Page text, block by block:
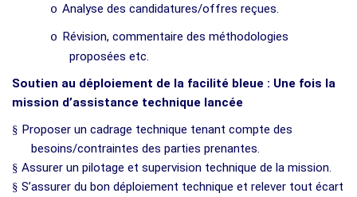
o Analyse des candidatures/offres reçues.
o Révision, commentaire des méthodologies
proposées etc.
Soutien au déploiement de la facilité bleue : Une fois la
mission d’assistance technique lancée
§ Proposer un cadrage technique tenant compte des
besoins/contraintes des parties prenantes.
§ Assurer un pilotage et supervision technique de la mission.
§ S’assurer du bon déploiement technique et relever tout écart